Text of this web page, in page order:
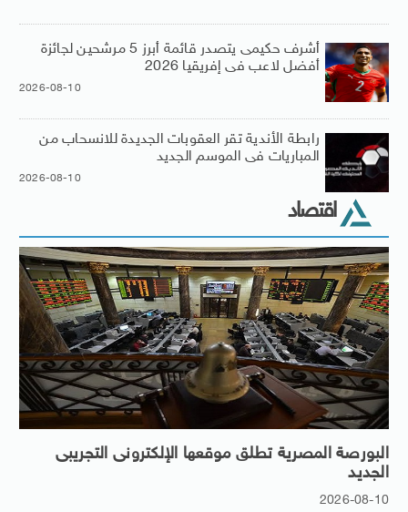
أشرف حكيمى يتصدر قائمة أبرز 5 مرشحين لجائزة
أفضل لاعب فى إفريقيا 2026
2026-08-10
رابطة الأندية تقر العقوبات الجديدة للانسحاب من
المباريات فى الموسم الجديد
2026-08-10
اقتصاد
البورصة المصرية تطلق موقعها الإلكترونى التجريبى
الجديد
2026-08-10